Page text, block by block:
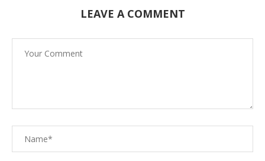
LEAVE A COMMENT